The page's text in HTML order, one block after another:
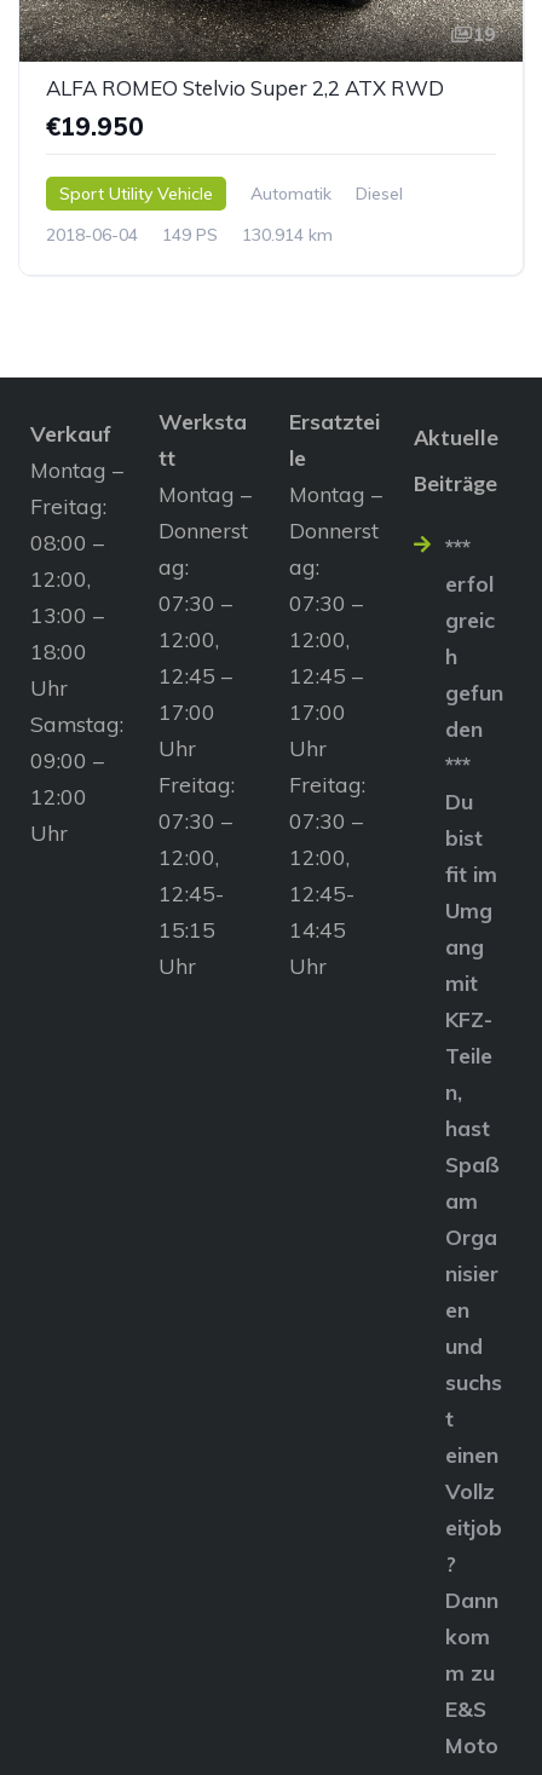
19
ALFA ROMEO Stelvio Super 2,2 ATX RWD
€19.950
Sport Utility Vehicle Automatik
Diesel
2018-06-04
149 PS 130.914 km
Verkauf
Montag –
Freitag:
08:00 –
12:00,
13:00 –
18:00
Uhr
Samstag:
09:00 –
12:00
Uhr
Werksta
tt
Montag –
Donnerst
ag:
07:30 –
12:00,
12:45 –
17:00
Uhr
Freitag:
07:30 –
12:00,
12:45-
15:15
Uhr
Ersatztei
le
Montag –
Donnerst
ag:
07:30 –
12:00,
12:45 –
17:00
Uhr
Freitag:
07:30 –
12:00,
12:45-
14:45
Uhr
Aktuelle
Beiträge
***
erfol
greic
h
gefun
den
***
Du
bist
fit im
Umg
ang
mit
KFZ-
Teile
n,
hast
Spaß
am
Orga
nisier
en
und
suchs
t
einen
Vollz
eitjob
?
Dann
kom
m zu
E&S
Moto